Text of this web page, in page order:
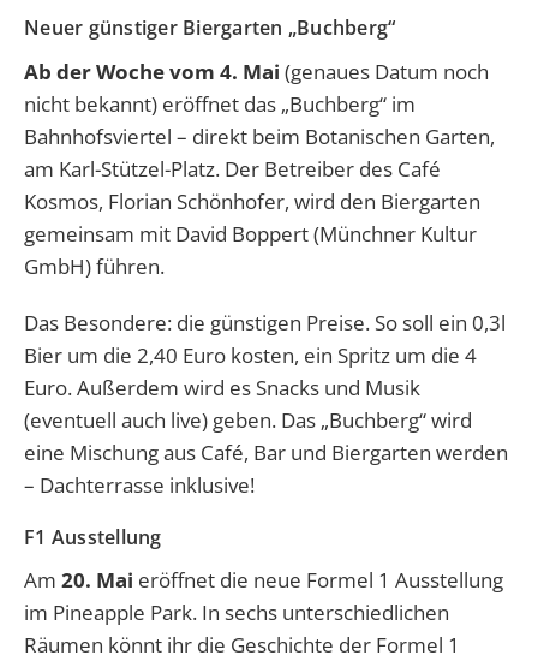
Neuer günstiger Biergarten „Buchberg“
Ab der Woche vom 4. Mai (genaues Datum noch
nicht bekannt) eröffnet das „Buchberg“ im
Bahnhofsviertel – direkt beim Botanischen Garten,
am Karl-Stützel-Platz. Der Betreiber des Café
Kosmos, Florian Schönhofer, wird den Biergarten
gemeinsam mit David Boppert (Münchner Kultur
GmbH) führen.
Das Besondere: die günstigen Preise. So soll ein 0,3l
Bier um die 2,40 Euro kosten, ein Spritz um die 4
Euro. Außerdem wird es Snacks und Musik
(eventuell auch live) geben. Das „Buchberg“ wird
eine Mischung aus Café, Bar und Biergarten werden
– Dachterrasse inklusive!
F1 Ausstellung
Am 20. Mai eröffnet die neue Formel 1 Ausstellung
im Pineapple Park. In sechs unterschiedlichen
Räumen könnt ihr die Geschichte der Formel 1